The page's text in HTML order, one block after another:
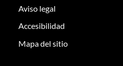
Aviso legal
Accesibilidad
Mapa del sitio